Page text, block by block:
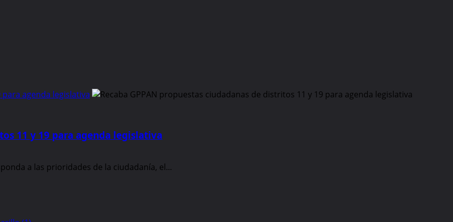
agenda legislativa
11 y 19 para agenda legislativa
a las prioridades de la ciudadanía, el...